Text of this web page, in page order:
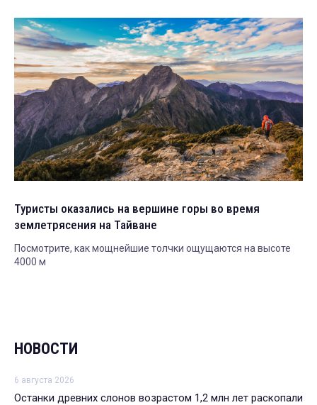
Туристы оказались на вершине горы во время
землетрясения на Тайване
Посмотрите, как мощнейшие толчки ощущаются на высоте
4000 м
НОВОСТИ
6 августа 2026
Останки древних слонов возрастом 1,2 млн лет раскопали